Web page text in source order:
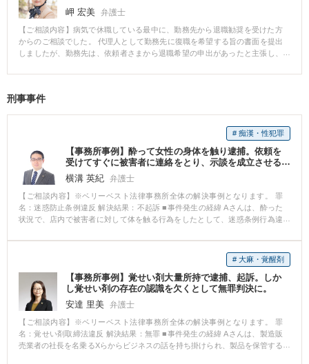
では、Aさんが会社に提出していた日報やトラックに設置されていたタコグラ
フによって、Aさんの労働時間を証明することができました。 第1審ではAさ
んに有利な内容の判決が出され、最終的に、控訴審においてもAさんに有利な
内容の和解を締結することができました。 Aさんは、約770万円を得ることが
できました。 ※ご依頼者様の守秘義務の観点から、一部、内容を抽象化して
岬 宏美 弁護士
【ご相談内容】病気で休職している最中に、勤務先から退職勧奨を受けた方
からのご相談でした。 代理人として勤務先に復職を希望する旨の書面を提出
しましたが、勤務先は、依頼者さまから退職希望の申出があったと主張し、
とで和解が成立しました。
刑事事件
# 痴漢・性犯罪
【事務所事例】酔って女性の身体を触り逮捕。依頼を
受けてすぐに被害者に連絡をとり、示談を成立させる
ことで不起訴となった
横溝 英紀 弁護士
【ご相談内容】※ベリーベスト法律事務所全体の解決事例となります。 罪
名：迷惑防止条例違反 解決結果：不起訴 ■事件発生の経緯 Aさんは、酔った
状況で、店内で被害者に対して体を触る行為をしたとして、迷惑条例行為違
あるAさんは、釈放後、当事務所にすぐに相談にきました。 ■相談～解決の流
れ Aさんのご依頼を受け、すぐに弁護人を通じて被害者に連絡をとり、謝罪
のため面会をしました。 被害者は当初は提案した示談や示談金額について消
極的でしたが、何度も弁護人が面会し、粘り強く交渉を続けた結果、示談金
を減額した上、示談を成立させることができました。 示談成立が有利な事情
となり、不起訴となりました。Aさんは、勤務先からの解雇なども防ぐことが
できました。 ■解決のポイント 弁護士の粘り強い交渉により、示談金を減額
の上、示談を成立させることができました。示談成立が有利な事情となり、
不起訴となりました。
# 大麻・覚醒剤
【事務所事例】覚せい剤大量所持で逮捕、起訴。しか
し覚せい剤の存在の認識を欠くとして無罪判決に。
安達 里美 弁護士
【ご相談内容】※ベリーベスト法律事務所全体の解決事例となります。 罪
名：覚せい剤取締法違反 解決結果：無罪 ■事件発生の経緯 Aさんは、製造販
売業者の社長を名乗るXらからビジネスの話を持ち掛けられ、製品を保管する